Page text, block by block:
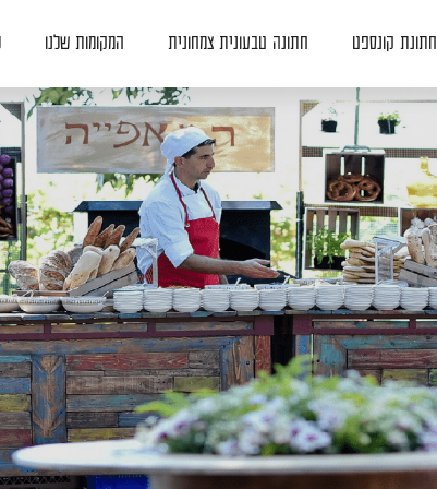
חתונת קונספט חתונה טבעונית צמחונית המקומות שלנו